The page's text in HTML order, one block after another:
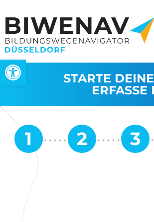
Open toolbar
STARTE